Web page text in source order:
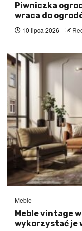
Piwniczka
wraca do
10 lipca 2026
Meble
Meble vintage
wykorzystać je